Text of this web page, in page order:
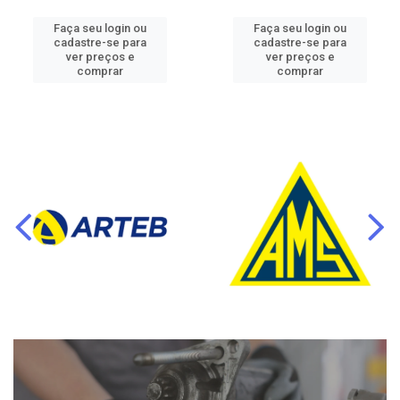
Faça seu login ou
cadastre-se para
ver preços e
comprar
Faça seu login ou
cadastre-se para
ver preços e
comprar